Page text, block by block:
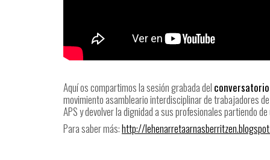
Aquí os compartimos la sesión grabada del conversatorio
movimiento asambleario interdisciplinar de trabajadores
APS y devolver la dignidad a sus profesionales partiendo
Para saber más:http://